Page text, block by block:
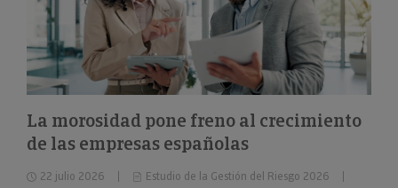
La morosidad pone freno al crecimiento
de las empresas españolas
22 julio 2026
Estudio de la Gestión del Riesgo 2026